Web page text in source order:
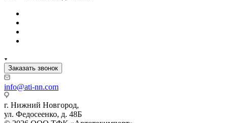
Заказать звонок
info@ati-nn.com
г. Нижний Новгород,
ул. Федосеенко, д. 48Б